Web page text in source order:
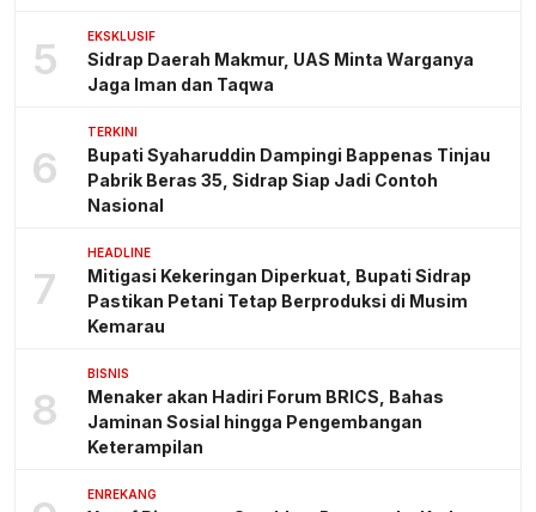
5 EKSKLUSIF
Sidrap Daerah Makmur, UAS Minta Warganya
Jaga Iman dan Taqwa
6
TERKINI
Bupati Syaharuddin Dampingi Bappenas Tinjau
Pabrik Beras 35, Sidrap Siap Jadi Contoh
Nasional
7
HEADLINE
Mitigasi Kekeringan Diperkuat, Bupati Sidrap
Pastikan Petani Tetap Berproduksi di Musim
Kemarau
8
BISNIS
Menaker akan Hadiri Forum BRICS, Bahas
Jaminan Sosial hingga Pengembangan
Keterampilan
ENREKANG